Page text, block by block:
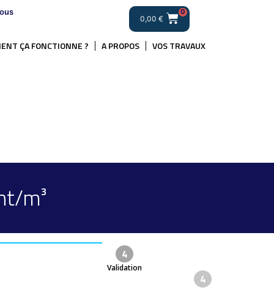
0,00 €
0
ÇA FONCTIONNE ? A PROPOS VOS TRAVAUX
m³
4
Validation
4